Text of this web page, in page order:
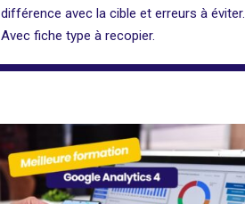
différence avec la cible et erreurs à éviter.
Avec fiche type à recopier.